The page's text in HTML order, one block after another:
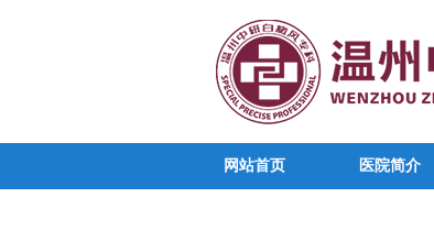
网站首页 医院简介